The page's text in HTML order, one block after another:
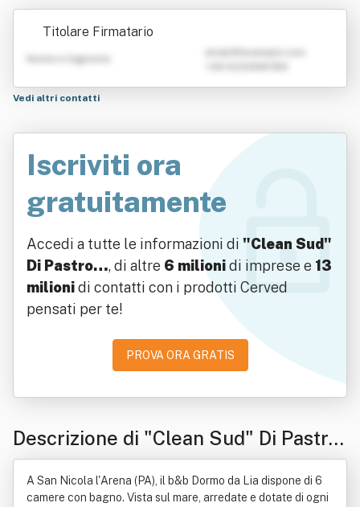
liam
Titolare Firmatario
Nome e Cognome
Vedi altri contatti
Iscriviti ora
gratuitamente
Accedi a tutte le informazioni di "Clean Sud"
Di Pastro…, di altre 6 milionidi imprese e 13
milionidi contatti con i prodotti Cerved
pensati per te!
PROVA ORA GRATIS
Descrizione di "Clean Sud" Di Pastro
William
A San Nicola l'Arena (PA), il b&b Dormo da Lia dispone di 6
camere con bagno. Vista sul mare, arredate e dotate di ogni